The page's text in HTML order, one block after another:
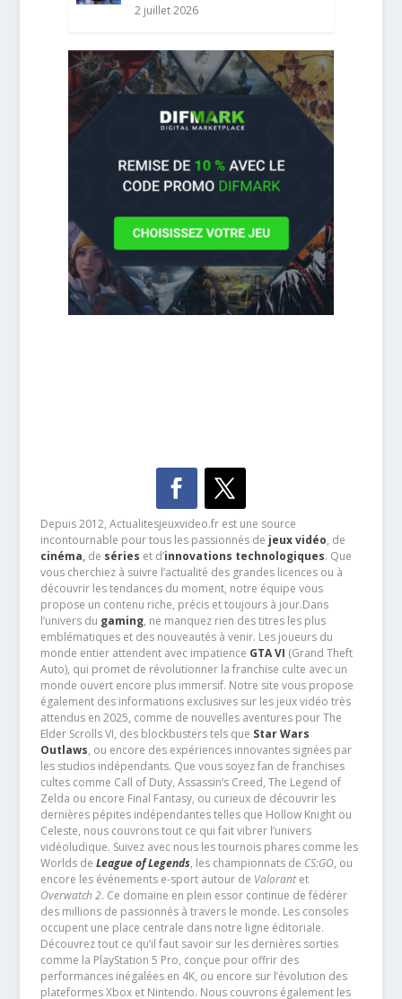
2 juillet 2026
Depuis 2012, Actualitesjeuxvideo.fr est une source
incontournable pour tous les passionnés de jeux vidéo, de
cinéma,de séries et d’innovations technologiques. Que
vous cherchiez à suivre l’actualité des grandes licences ou à
découvrir les tendances du moment, notre équipe vous
propose un contenu riche, précis et toujours à jour.Dans
l’univers du gaming, ne manquez rien des titres les plus
emblématiques et des nouveautés à venir. Les joueurs du
monde entier attendent avec impatience GTA VI (Grand Theft
Auto), qui promet de révolutionner la franchise culte avec un
monde ouvert encore plus immersif. Notre site vous propose
également des informations exclusives sur les jeux vidéo très
attendus en 2025, comme de nouvelles aventures pour The
Elder Scrolls VI, des blockbusters tels que Star Wars
Outlaws, ou encore des expériences innovantes signées par
les studios indépendants. Que vous soyez fan de franchises
cultes comme Call of Duty, Assassin’s Creed, The Legend of
Zelda ou encore Final Fantasy, ou curieux de découvrir les
dernières pépites indépendantes telles que Hollow Knight ou
Celeste, nous couvrons tout ce qui fait vibrer l’univers
vidéoludique. Suivez avec nous les tournois phares comme les
Worlds de League of Legends, les championnats de CS:GO, ou
encore les événements e-sport autour de Valorantet
Overwatch 2. Ce domaine en plein essor continue de fédérer
des millions de passionnés à travers le monde. Les consoles
occupent une place centrale dans notre ligne éditoriale.
Découvrez tout ce qu’il faut savoir sur les dernières sorties
comme la PlayStation 5 Pro, conçue pour offrir des
performances inégalées en 4K, ou encore sur l’évolution des
plateformes Xbox et Nintendo. Nous couvrons également les